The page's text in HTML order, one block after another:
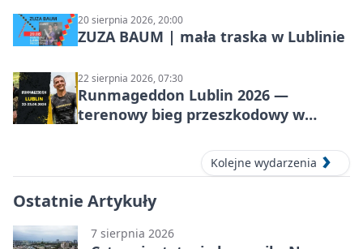
20 sierpnia 2026, 20:00
ZUZA BAUM | mała traska w Lublinie
22 sierpnia 2026, 07:30
Runmageddon Lublin 2026 —
terenowy bieg przeszkodowy w
Kolejne wydarzenia
Ostatnie Artykuły
7 sierpnia 2026